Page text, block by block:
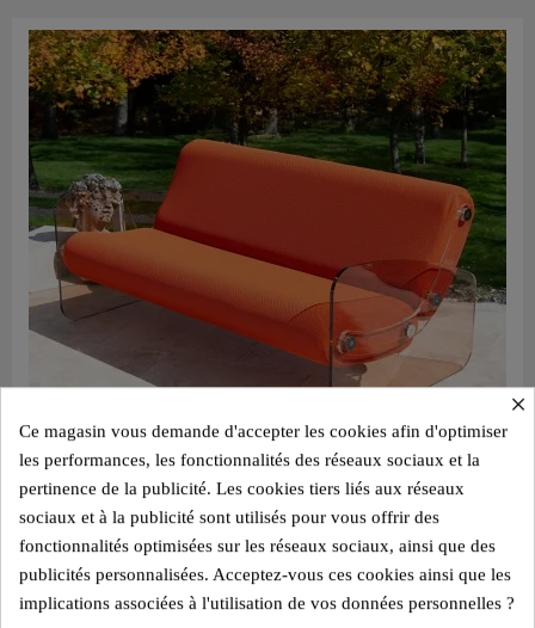
Aperçu rapide
3 350,00 €
×
Ce magasin vous demande d'accepter les cookies afin d'optimiser
les performances, les fonctionnalités des réseaux sociaux et la
pertinence de la publicité. Les cookies tiers liés aux réseaux
sociaux et à la publicité sont utilisés pour vous offrir des
fonctionnalités optimisées sur les réseaux sociaux, ainsi que des
publicités personnalisées. Acceptez-vous ces cookies ainsi que les
implications associées à l'utilisation de vos données personnelles ?